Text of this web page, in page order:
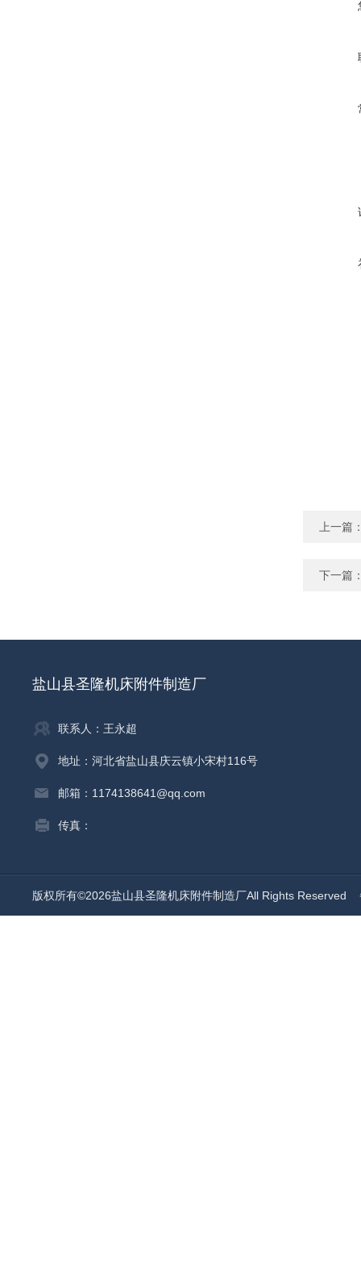
上一篇
下一篇
盐山县圣隆机床附件制造厂
联系人：王永超
地址：河北省盐山县庆云镇小宋村116号
邮箱：1174138641@qq.com
传真：
版权所有©2026盐山县圣隆机床附件制造厂All Rights Reserved